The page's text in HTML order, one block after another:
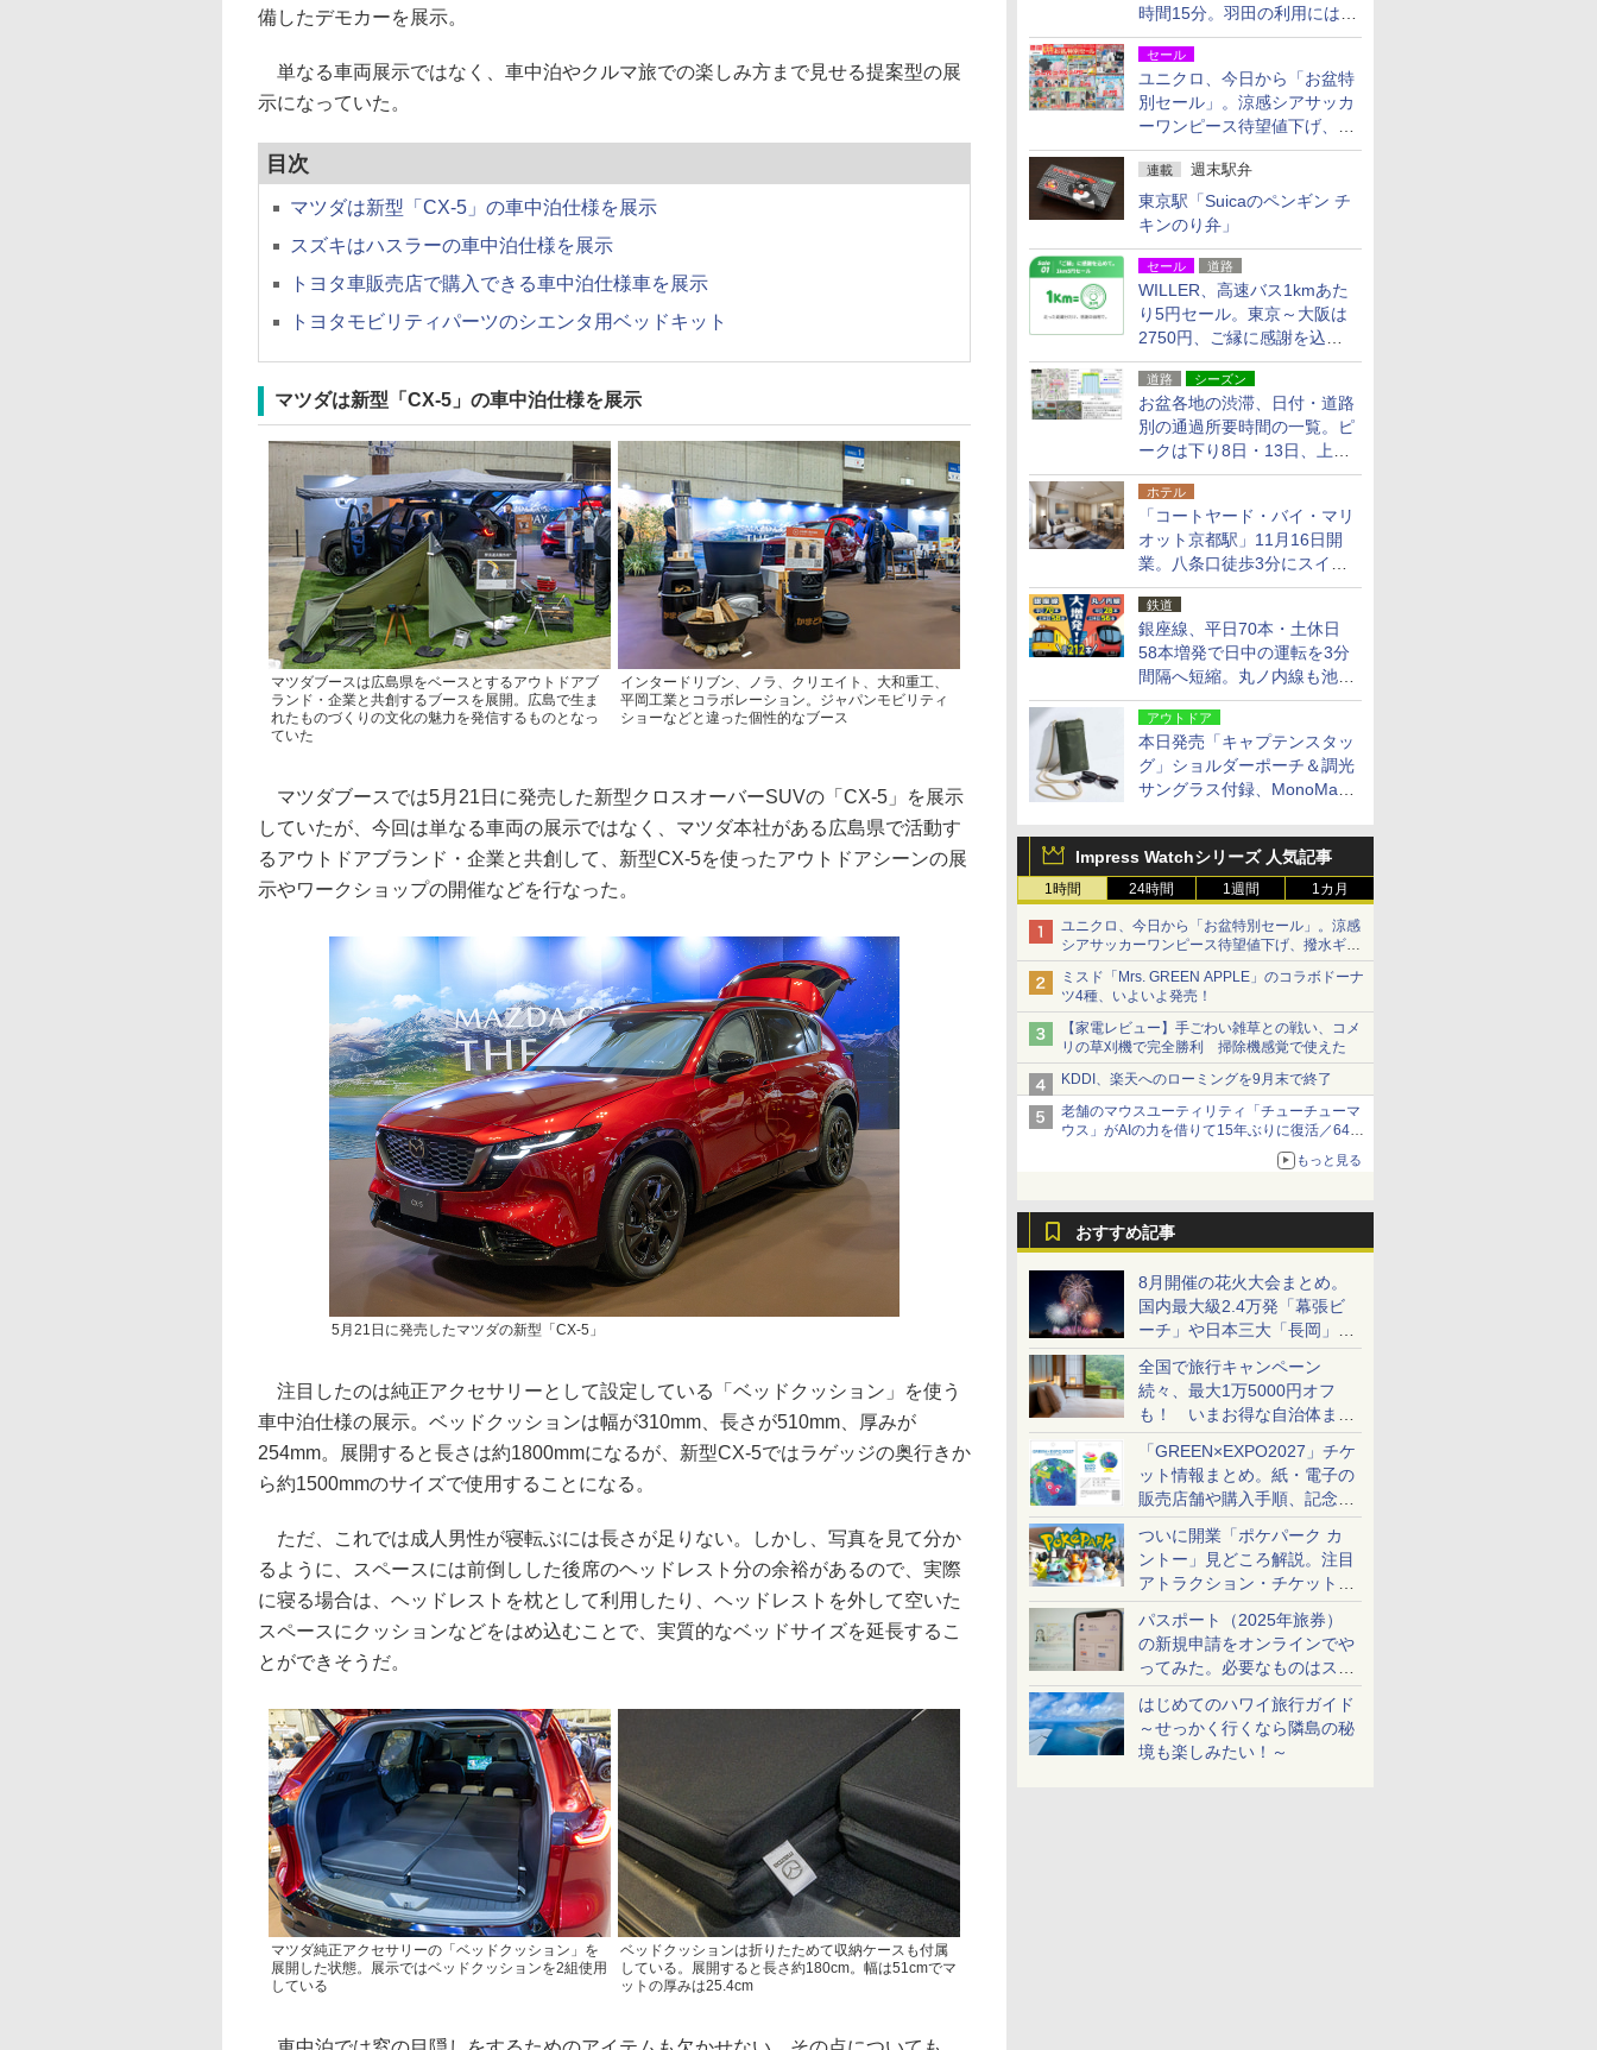
時間15分。羽田の利用には
「空港西出口」の利用検討を
セール
ユニクロ、今日から「お盆特
別セール」。涼感シアサッカ
ーワンピース待望値下げ、撥
水ギアショーツは1990円に
連載 週末駅弁
東京駅「Suicaのペンギン チ
キンのり弁」
セール 道路
WILLER、高速バス1kmあた
り5円セール。東京～大阪は
2750円、ご縁に感謝を込め
た20周年記念キャンペーン
道路 シーズン
お盆各地の渋滞、日付・道路
別の通過所要時間の一覧。ピ
ークは下り8日・13日、上り
14日・15日
ホテル
「コートヤード・バイ・マリ
オット京都駅」11月16日開
業。八条口徒歩3分にスイー
ト含む全270室、ダイニング
も併設
鉄道
銀座線、平日70本・土休日
58本増発で日中の運転を3分
間隔へ短縮。丸ノ内線も池袋
～中野坂上を4分間隔に
アウトドア
本日発売「キャプテンスタッ
グ」ショルダーポーチ＆調光
サングラス付録、MonoMax
Impress Watchシリーズ 人気記事
1時間 24時間 1週間 1カ月
ユニクロ、今日から「お盆特別セール」。涼感
シアサッカーワンピース待望値下げ、撥水ギア
ショーツは1990円に
ミスド「Mrs. GREEN APPLE」のコラボドーナ
ツ4種、いよいよ発売！
【家電レビュー】手ごわい雑草との戦い、コメ
リの草刈機で完全勝利 掃除機感覚で使えた
KDDI、楽天へのローミングを9月末で終了
老舗のマウスユーティリティ「チューチューマ
ウス」がAIの力を借りて15年ぶりに復活／64bit
化、Windows 10/11、「Chrome」も走り回
る。復活記念で2026年末まで500円
もっと見る
おすすめ記事
8月開催の花火大会まとめ。
国内最大級2.4万発「幕張ビ
ーチ」や日本三大「長岡」な
ど大型イベント目白押し！
全国で旅行キャンペーン
続々、最大1万5000円オフ
も！ いまお得な自治体まと
め
「GREEN×EXPO2027」チケ
ット情報まとめ。紙・電子の
販売店舗や購入手順、記念チ
ケットも解説
ついに開業「ポケパーク カ
ントー」見どころ解説。注目
アトラクション・チケット手
配・来場前に必要な準備は？
パスポート（2025年旅券）
の新規申請をオンラインでや
ってみた。必要なものはスマ
ホとマイナカードのみ
はじめてのハワイ旅行ガイド
～せっかく行くなら隣島の秘
境も楽しみたい！～
備したデモカーを展示。
単なる車両展示ではなく、車中泊やクルマ旅での楽しみ方まで見せる提案型の展
示になっていた。
目次
マツダは新型「CX-5」の車中泊仕様を展示
スズキはハスラーの車中泊仕様を展示
トヨタ車販売店で購入できる車中泊仕様車を展示
トヨタモビリティパーツのシエンタ用ベッドキット
マツダは新型「CX-5」の車中泊仕様を展示
マツダブースは広島県をベースとするアウトドアブ
ランド・企業と共創するブースを展開。広島で生ま
れたものづくりの文化の魅力を発信するものとなっ
ていた
インタードリブン、ノラ、クリエイト、大和重工、
平岡工業とコラボレーション。ジャパンモビリティ
ショーなどと違った個性的なブース
マツダブースでは5月21日に発売した新型クロスオーバーSUVの「CX-5」を展示
していたが、今回は単なる車両の展示ではなく、マツダ本社がある広島県で活動す
るアウトドアブランド・企業と共創して、新型CX-5を使ったアウトドアシーンの展
示やワークショップの開催などを行なった。
5月21日に発売したマツダの新型「CX-5」
注目したのは純正アクセサリーとして設定している「ベッドクッション」を使う
車中泊仕様の展示。ベッドクッションは幅が310mm、長さが510mm、厚みが
254mm。展開すると長さは約1800mmになるが、新型CX-5ではラゲッジの奥行きか
ら約1500mmのサイズで使用することになる。
ただ、これでは成人男性が寝転ぶには長さが足りない。しかし、写真を見て分か
るように、スペースには前倒しした後席のヘッドレスト分の余裕があるので、実際
に寝る場合は、ヘッドレストを枕として利用したり、ヘッドレストを外して空いた
スペースにクッションなどをはめ込むことで、実質的なベッドサイズを延長するこ
とができそうだ。
マツダ純正アクセサリーの「ベッドクッション」を
展開した状態。展示ではベッドクッションを2組使用
している
ベッドクッションは折りたためて収納ケースも付属
している。展開すると長さ約180cm。幅は51cmでマ
ットの厚みは25.4cm